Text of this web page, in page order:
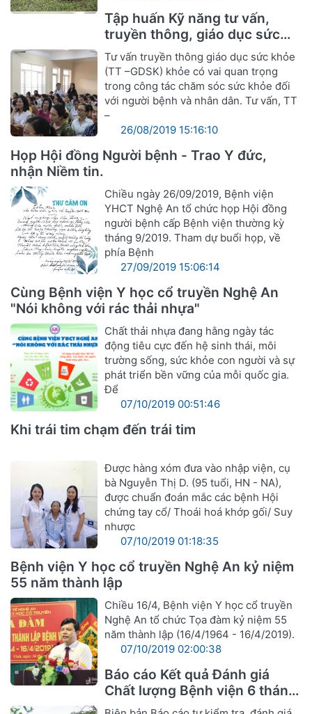
Tập huấn Kỹ năng tư vấn,
truyền thông, giáo dục sức
khỏe
Tư vấn truyền thông giáo dục sức khỏe
(TT –GDSK) khỏe có vai quan trọng
trong công tác chăm sóc sức khỏe đối
với người bệnh và nhân dân. Tư vấn, TT
–
26/08/2019 15:16:10
Họp Hội đồng Người bệnh - Trao Y đức,
nhận Niềm tin.
Chiều ngày 26/09/2019, Bệnh viện
YHCT Nghệ An tổ chức họp Hội đồng
người bệnh cấp Bệnh viện thường kỳ
tháng 9/2019. Tham dự buổi họp, về
phía Bệnh
27/09/2019 15:06:14
Cùng Bệnh viện Y học cổ truyền Nghệ An
"Nói không với rác thải nhựa"
Chất thải nhựa đang hằng ngày tác
động tiêu cực đến hệ sinh thái, môi
trường sống, sức khỏe con người và sự
phát triển bền vững của mỗi quốc gia.
Để
07/10/2019 00:51:46
Khi trái tim chạm đến trái tim
Được hàng xóm đưa vào nhập viện, cụ
bà Nguyễn Thị D. (95 tuổi, HN - NA),
được chuẩn đoán mắc các bệnh Hội
chứng tay cổ/ Thoái hoá khớp gối/ Suy
nhược
07/10/2019 01:18:35
Bệnh viện Y học cổ truyền Nghệ An kỷ niệm
55 năm thành lập
Chiều 16/4, Bệnh viện Y học cổ truyền
Nghệ An tổ chức Tọa đàm kỷ niệm 55
năm thành lập (16/4/1964 - 16/4/2019).
07/10/2019 02:00:38
Báo cáo Kết quả Đánh giá
Chất lượng Bệnh viện 6 tháng
đầu năm 2019